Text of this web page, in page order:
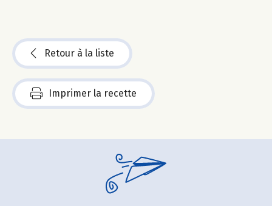
Retour à la liste
Imprimer la recette